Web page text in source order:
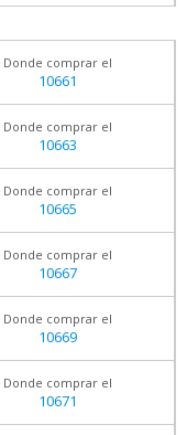
Donde comprar el
10661
Donde comprar el
10663
Donde comprar el
10665
Donde comprar el
10667
Donde comprar el
10669
Donde comprar el
10671